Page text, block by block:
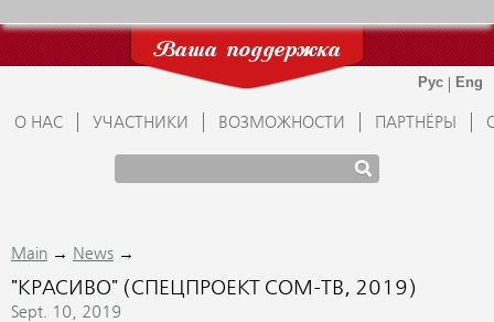
Ваша поддержка
О НАС УЧАСТНИКИ ВОЗМОЖНОСТИ ПАРТНЁРЫ
Main → News →
"КРАСИВО" (СПЕЦПРОЕКТ СОМ-ТВ, 2019)
Sept. 10, 2019